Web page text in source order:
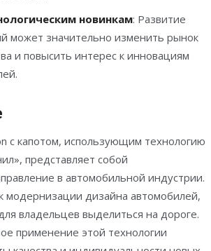
новинкам: Развитие
может значительно изменить рынок
и повысить интерес к инновациям
с капотом, использующим технологию
представляет собой
в автомобильной индустрии.
модернизации дизайна автомобилей,
владельцев выделиться на дороге.
применение этой технологии